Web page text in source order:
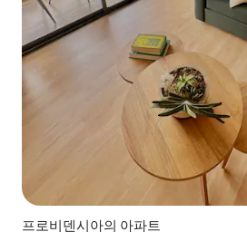
프로비덴시아의 아파트